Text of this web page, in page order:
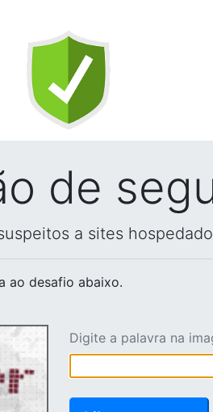
de
a sites
ao desafio abaixo.
Digite a palavra na